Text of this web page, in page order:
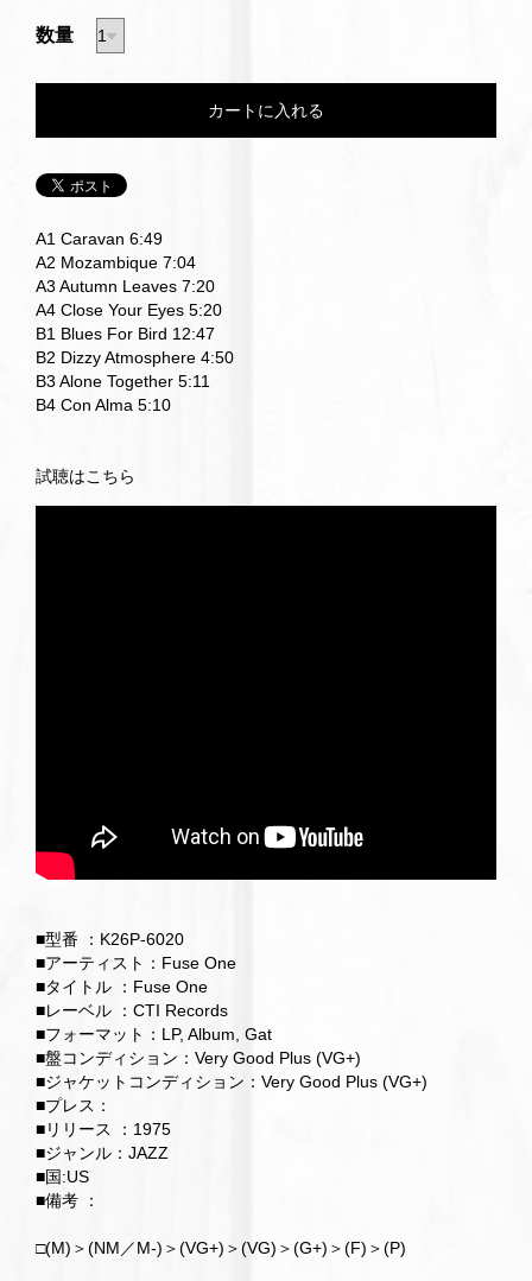
数量
A1 Caravan 6:49
A2 Mozambique 7:04
A3 Autumn Leaves 7:20
A4 Close Your Eyes 5:20
B1 Blues For Bird 12:47
B2 Dizzy Atmosphere 4:50
B3 Alone Together 5:11
B4 Con Alma 5:10
試聴はこちら
■型番 ：K26P-6020
■アーティスト：Fuse One
■タイトル ：Fuse One
■レーベル ：CTI Records
■フォーマット：LP, Album, Gat
■盤コンディション：Very Good Plus (VG+)
■ジャケットコンディション：Very Good Plus (VG+)
■プレス：
■リリース ：1975
■ジャンル：JAZZ
■国:US
■備考 ：
□(M)＞(NM／M-)＞(VG+)＞(VG)＞(G+)＞(F)＞(P)